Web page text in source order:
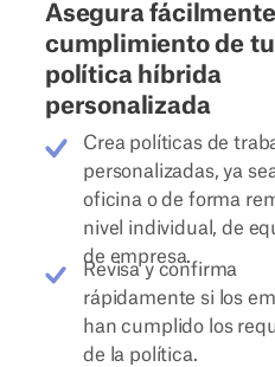
Asegura
cumplimiento de tu
política híbrida
personalizada
Crea políticas de
personalizadas, ya
oficina o de forma
nivel individual, de
de empresa.
Revisa y confirma
rápidamente si los
han cumplido los
de la política.